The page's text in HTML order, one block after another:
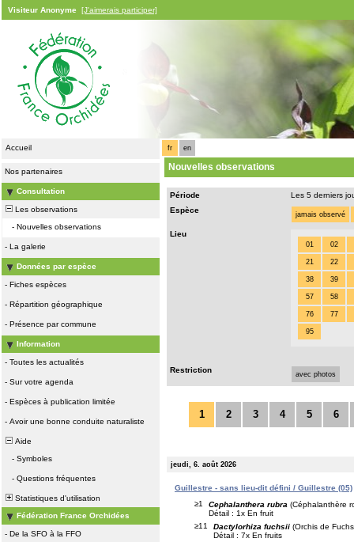
Visiteur Anonyme [J'aimerais participer]
Accueil
Nos partenaires
Consultation
Les observations
- Nouvelles observations
- La galerie
Données par espèce
- Fiches espèces
- Répartition géographique
- Présence par commune
Information
- Toutes les actualités
- Sur votre agenda
- Espèces à publication limitée
- Avoir une bonne conduite naturaliste
Aide
- Symboles
- Questions fréquentes
Statistiques d'utilisation
Fédération France Orchidées
- De la SFO à la FFO
fr en
Nouvelles observations
Période
Les 5 derniers
Espèce
jamais observé
Lieu
01 02
21 22
38 39
57 58
76 77
95
Restriction avec photos
1 2 3 4 5 6
jeudi, 6. août 2026
Guillestre - sans lieu-dit défini / Guillestre (05)
≥1
Cephalanthera rubra (Céphalanthère
Détail : 1x En fruit
≥11
Dactylorhiza fuchsii (Orchis de
Détail : 7x En fruits